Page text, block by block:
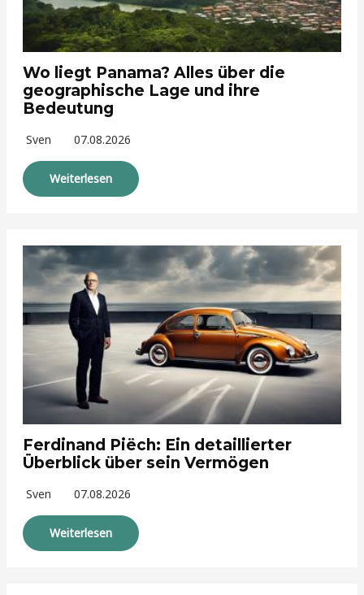
Wo liegt Panama? Alles über die
geographische Lage und ihre
Bedeutung
Sven 07.08.2026
Weiterlesen
Ferdinand Piëch: Ein detaillierter
Überblick über sein Vermögen
Sven 07.08.2026
Weiterlesen